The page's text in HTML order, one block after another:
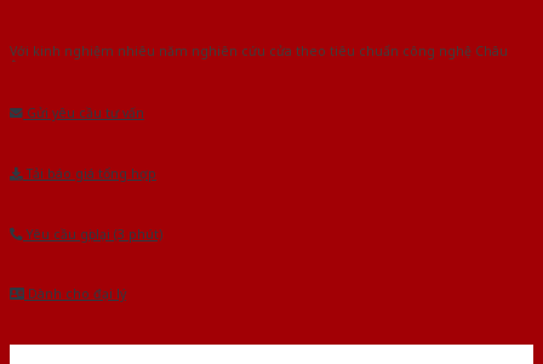
Với kinh nghiệm nhiêu năm nghiên cứu cửa theo tiêu chuẩn công nghệ Châu
Gửi yêu cầu tư vấn
Tải báo giá tổng hợp
Yêu cầu gọi lại (3 phút)
Dành cho đại lý